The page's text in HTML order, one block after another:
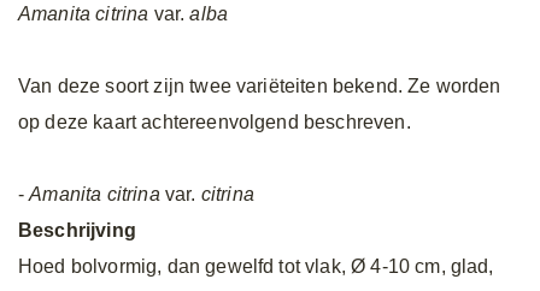
Amanita citrina var.alba
Van deze soort zijn twee variëteiten bekend. Ze worden
op deze kaart achtereenvolgend beschreven.
-Amanita citrina var. citrina
Beschrijving
Hoed bolvormig, dan gewelfd tot vlak, Ø 4-10 cm, glad,